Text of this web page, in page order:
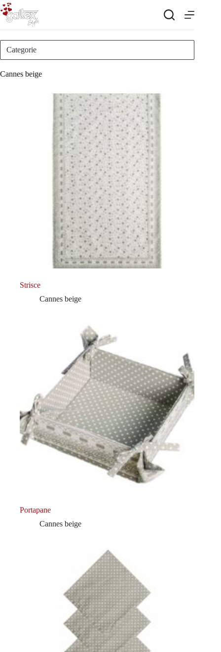
Salta
al
contenuto
Cannes beige
Strisce
Cannes beige
Portapane
Cannes beige
Categorie